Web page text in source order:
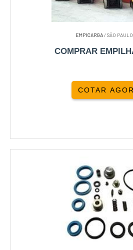
EMPICARGA/ SÃO PAULO
COMPRAR
COTAR